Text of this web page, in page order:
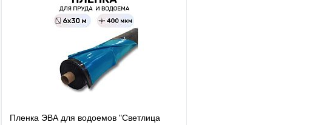
Пленка ЭВА для водоемов "Светлица